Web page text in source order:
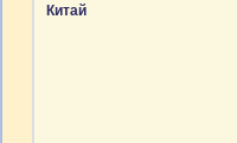
Китай